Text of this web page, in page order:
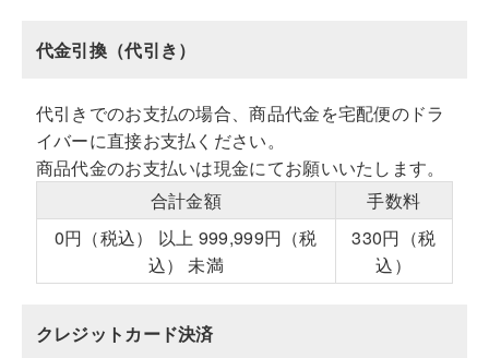
代金引換（代引き）
代引きでのお支払の場合、商品代金を宅配便のドラ
イバーに直接お支払ください。
商品代金のお支払いは現金にてお願いいたします。
合計金額
手数料
0円（税込） 以上 999,999円（税
込） 未満
330円（税
込）
クレジットカード決済